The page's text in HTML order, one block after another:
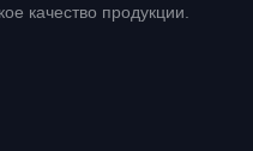
качество продукции.